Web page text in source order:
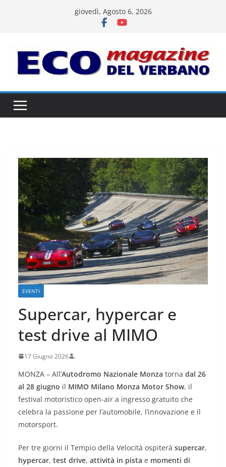
giovedì, Agosto 6, 2026
EVENTI
Supercar, hypercar e
test drive al MIMO
17 Giugno 2026 .
MONZA – All’Autodromo Nazionale Monza torna dal 26
al 28 giugno il MIMO Milano Monza Motor Show, il
festival motoristico open-air a ingresso gratuito che
celebra la passione per l’automobile, l’innovazione e il
motorsport.
Per tre giorni il Tempio della Velocità ospiterà supercar,
hypercar, test drive, attività in pista e momenti di